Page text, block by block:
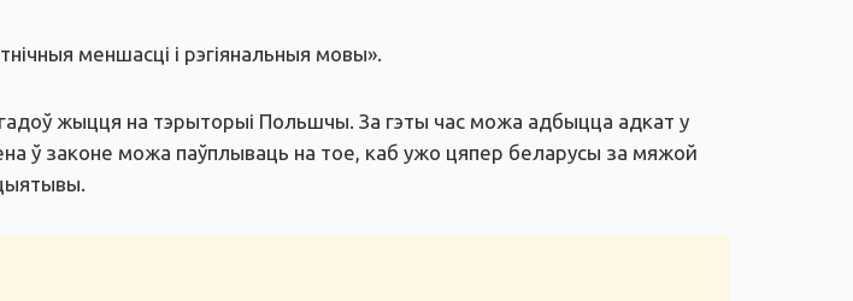
меншасці і рэгіянальныя мовы».
жыцця на тэрыторыі Польшчы. За гэты час можа адбыцца адкат у
ў законе можа паўплываць на тое, каб ужо цяпер беларусы за мяжой